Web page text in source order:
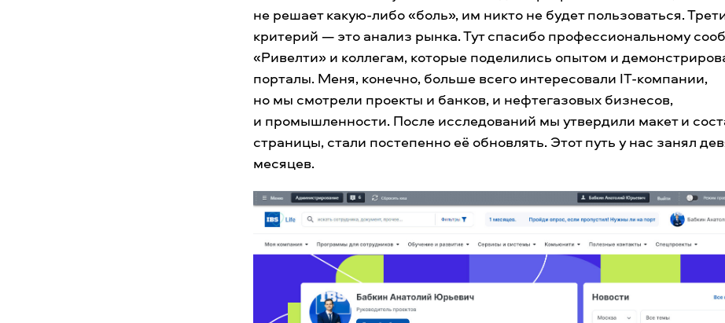
не решает какую-либо «боль», им никто не будет пользоваться.
критерий — это анализ рынка. Тут спасибо профессиональному
«Ривелти» и коллегам, которые поделились опытом и
порталы. Меня, конечно, больше всего интересовали IT-компании,
но мы смотрели проекты и банков, и нефтегазовых бизнесов,
и промышленности. После исследований мы утвердили макет и
страницы, стали постепенно её обновлять. Этот путь у нас занял
месяцев.